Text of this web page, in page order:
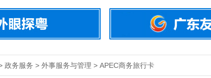
政务服务 > 外事服务与管理 > APEC商务旅行卡